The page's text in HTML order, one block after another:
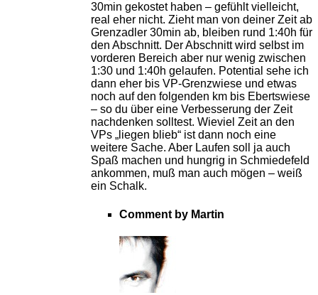
30min gekostet haben – gefühlt vielleicht,
real eher nicht. Zieht man von deiner Zeit ab
Grenzadler 30min ab, bleiben rund 1:40h für
den Abschnitt. Der Abschnitt wird selbst im
vorderen Bereich aber nur wenig zwischen
1:30 und 1:40h gelaufen. Potential sehe ich
dann eher bis VP-Grenzwiese und etwas
noch auf den folgenden km bis Ebertswiese
– so du über eine Verbesserung der Zeit
nachdenken solltest. Wieviel Zeit an den
VPs „liegen blieb“ ist dann noch eine
weitere Sache. Aber Laufen soll ja auch
Spaß machen und hungrig in Schmiedefeld
ankommen, muß man auch mögen – weiß
ein Schalk.
Comment by Martin